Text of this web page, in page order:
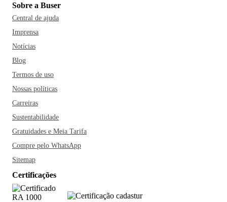
Sobre a Buser
Central de ajuda
Imprensa
Notícias
Blog
Termos de uso
Nossas políticas
Carreiras
Sustentabilidade
Gratuidades e Meia Tarifa
Compre pelo WhatsApp
Sitemap
Certificações